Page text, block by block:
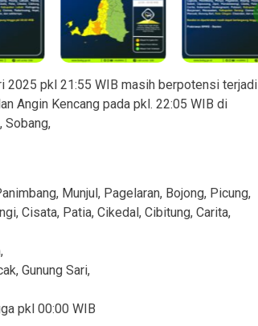
2025 pkl 21:55 WIB masih berpotensi terjadi
Angin Kencang pada pkl. 22:05 WIB di
Sobang,
Munjul, Pagelaran, Bojong, Picung,
Cisata, Patia, Cikedal, Cibitung, Carita,
Gunung Sari,
pkl 00:00 WIB